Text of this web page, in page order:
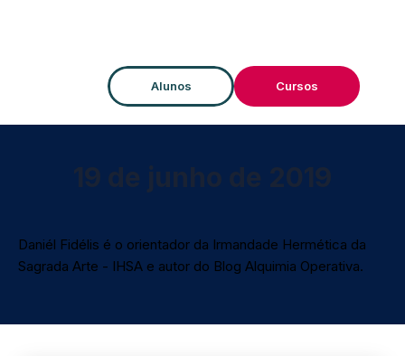
Alunos Cursos
Daniél Fidélis é o orientador da Irmandade Hermética da
Sagrada Arte - IHSA e autor do Blog Alquimia Operativa.